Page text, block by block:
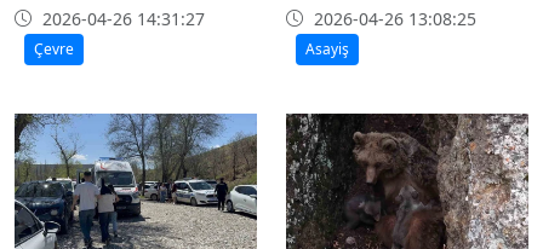
2026-04-26 14:31:27
Çevre
2026-04-26 13:08:25
Asayiş